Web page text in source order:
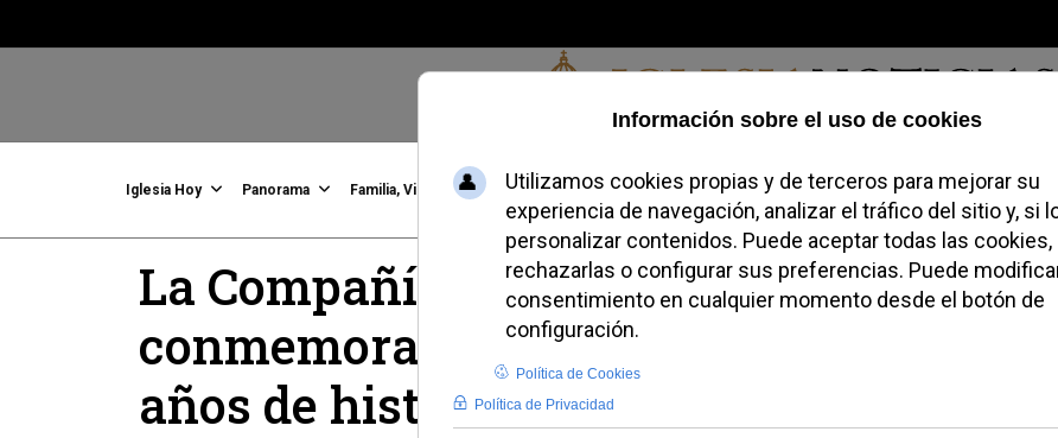
Sábado, 08 de agosto de 2026
Iglesia Hoy Panorama Familia, Vida, Identidad Credofobiómetro Blogs Temas Buscar #JovenesConFe Podcast
La Compañía de Santa Teresa inicia la
conmemoración mundial de sus 150
años de historia